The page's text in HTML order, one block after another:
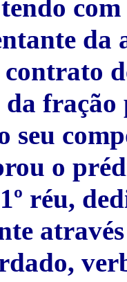
fração
seu
o
réu,